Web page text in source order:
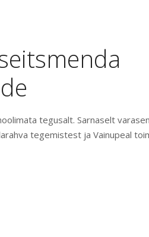
tegusalt. Sarnaselt
tegemistest ja Vainupeal